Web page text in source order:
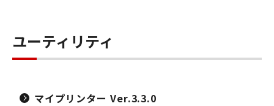
ユーティリティ
マイプリンター Ver.3.3.0